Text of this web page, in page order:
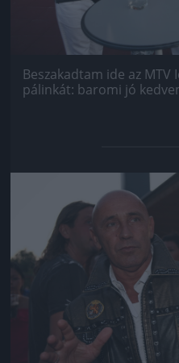
Beszakadtam ide az
pálinkát: baromi jó
Jön